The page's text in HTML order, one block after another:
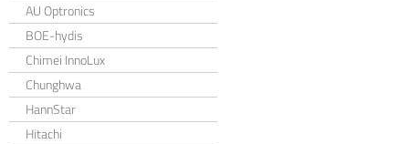
AU Optronics
BOE-hydis
Chimei InnoLux
Chunghwa
HannStar
Hitachi